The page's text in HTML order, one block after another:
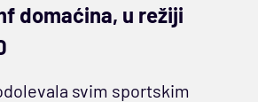
domaćina, u režiji
svim sportskim